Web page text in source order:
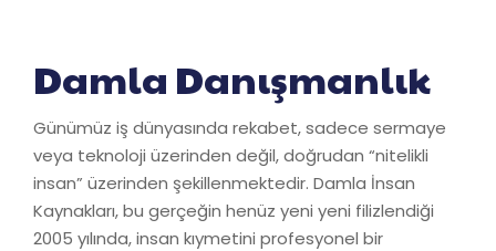
Damla Danışmanlık
Günümüz iş dünyasında rekabet, sadece sermaye
veya teknoloji üzerinden değil, doğrudan “nitelikli
insan” üzerinden şekillenmektedir. Damla İnsan
Kaynakları, bu gerçeğin henüz yeni yeni filizlendiği
2005 yılında, insan kıymetini profesyonel bir